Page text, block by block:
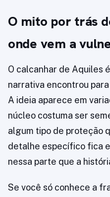
O mito por trás
onde vem a
O calcanhar de Aquiles
narrativa encontrou
A ideia aparece em
núcleo costuma ser
algum tipo de proteção
detalhe específico fica
nessa parte que a
Se você só conhece a